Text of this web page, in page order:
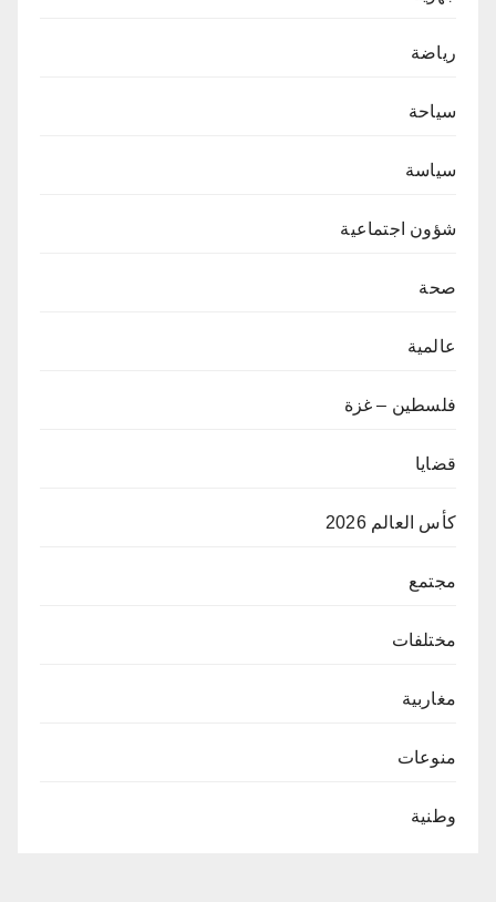
رياضة
سياحة
سياسة
شؤون اجتماعية
صحة
عالمية
فلسطين – غزة
قضايا
كأس العالم 2026
مجتمع
مختلفات
مغاربية
منوعات
وطنية